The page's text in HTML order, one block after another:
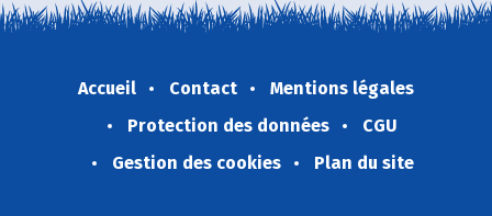
Accueil Contact
Mentions légales
Protection des données
CGU
Gestion des cookies
Plan du site